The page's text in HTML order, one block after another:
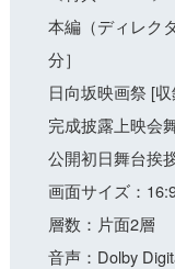
本編（ディレク
分］
日向坂映画祭 [収
完成披露上映会
公開初日舞台挨
画面サイズ：
層数：片面2層
音声：Dolby